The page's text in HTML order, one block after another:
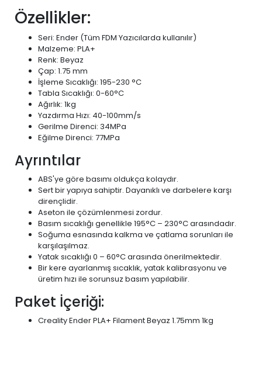
Özellikler:
Seri: Ender (Tüm FDM Yazıcılarda kullanılır)
Malzeme: PLA+
Renk: Beyaz
Çap: 1.75 mm
İşleme Sıcaklığı: 195-230 °C
Tabla Sıcaklığı: 0-60°C
Ağırlık: 1kg
Yazdırma Hızı: 40-100mm/s
Gerilme Direnci: 34MPa
Eğilme Direnci: 77MPa
Ayrıntılar
ABS'ye göre basımı oldukça kolaydır.
Sert bir yapıya sahiptir. Dayanıklı ve darbelere karşı
dirençlidir.
Aseton ile çözümlenmesi zordur.
Basım sıcaklığı genellikle 195°C – 230°C arasındadır.
Soğuma esnasında kalkma ve çatlama sorunları ile
karşılaşılmaz.
Yatak sıcaklığı 0 – 60°C arasında önerilmektedir.
Bir kere ayarlanmış sıcaklık, yatak kalibrasyonu ve
üretim hızı ile sorunsuz basım yapılabilir.
Paket İçeriği:
Creality Ender PLA+ Filament Beyaz 1.75mm 1kg